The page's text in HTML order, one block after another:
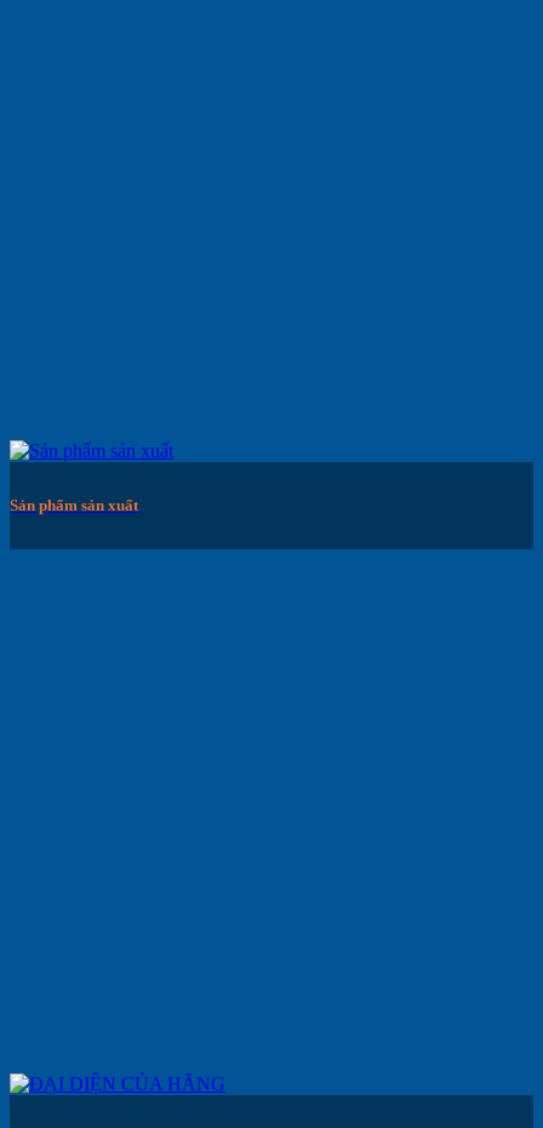
Sản phẩm sản xuất